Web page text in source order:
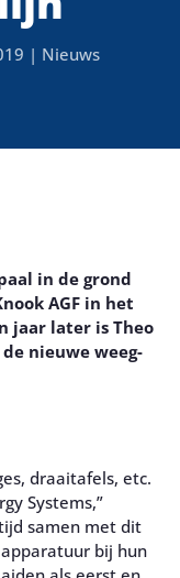
| Nieuws
in de grond
AGF in het
jaar later is Theo
nieuwe weeg-
draaitafels, etc.
Systems,”
samen met dit
bij hun